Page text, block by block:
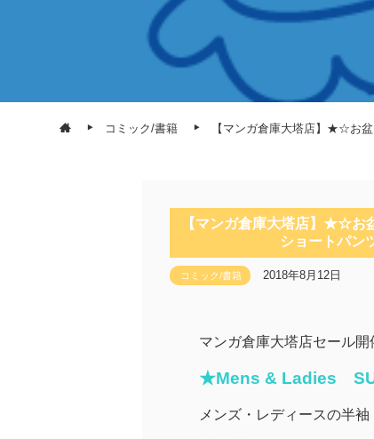
コミック/書籍 【マンガ倉庫大塔店】★☆お
【マンガ倉庫大塔店】★☆お
ショートパン
コミック/書籍 2018年8月12日
マンガ倉庫大塔店セール開
★Mens & Ladies
メンズ・レディースの半